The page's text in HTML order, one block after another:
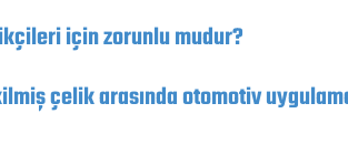
için zorunlu mudur?
çelik arasında otomotiv